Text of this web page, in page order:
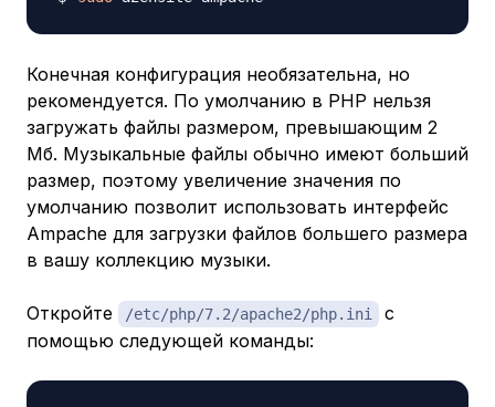
Конечная конфигурация необязательна, но
рекомендуется. По умолчанию в PHP нельзя
загружать файлы размером, превышающим 2
Мб. Музыкальные файлы обычно имеют больший
размер, поэтому увеличение значения по
умолчанию позволит использовать интерфейс
Ampache для загрузки файлов большего размера
в вашу коллекцию музыки.
Откройте /etc/php/7.2/apache2/php.ini
с
помощью следующей команды: